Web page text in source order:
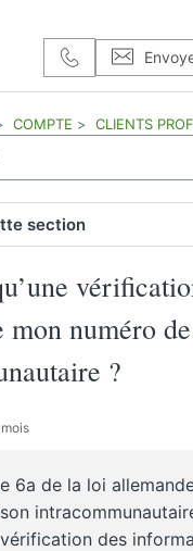
COMPTE CLIENTS
section
mon numéro
?
6a de la loi
des